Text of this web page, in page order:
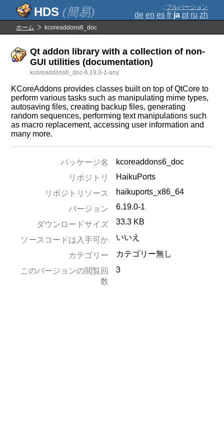
(簡易) ; フルバージョン
de en es fr ja pt ru zh
ホーム kcoreaddons6_doc
Qt addon library with a collection of non-
GUI utilities (documentation)
kcoreaddons6_doc-6.19.0-1-any
KCoreAddons provides classes built on top of QtCore to
perform various tasks such as manipulating mime types,
autosaving files, creating backup files, generating
random sequences, performing text manipulations such
as macro replacement, accessing user information and
many more.
パッケージ名
kcoreaddons6_doc
リポジトリ
HaikuPorts
リポジトリソース
haikuports_x86_64
バージョン
6.19.0-1
ダウンロードサイズ 33.3 KB
ソースコードは入手可か いいえ
カテゴリー
カテゴリー無し
このバージョンの閲覧回
数
3